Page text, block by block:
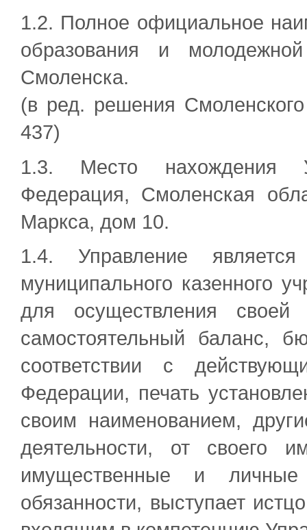
1.2. Полное официальное
образования и
Смоленска.
(в ред. решения
437)
1.3. Место нахождения
Федерация, Смоленская
Маркса, дом 10.
1.4. Управление
муниципального казенного
для осуществления своей
самостоятельный баланс,
соответствии с
Федерации, печать
своим наименованием,
деятельности, от своего
имущественные и
обязанности, выступает